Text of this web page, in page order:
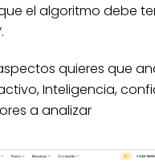
el algoritmo debe
quieres que
Inteligencia,
a analizar